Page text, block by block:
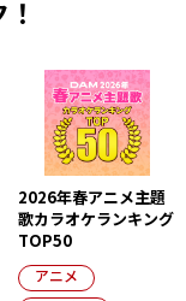
2026年春アニメ主題
歌カラオケランキング
TOP50
アニメ